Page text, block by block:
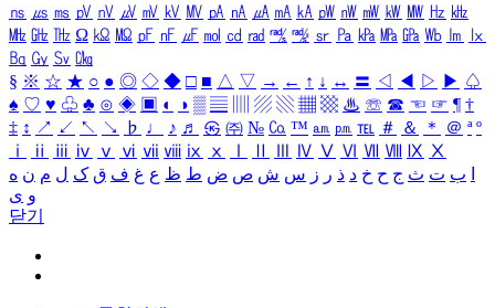
㎱ ㎲ ㎳ ㎴ ㎵ ㎶ ㎷ ㎸ ㎹ ㎀ ㎁ ㎂ ㎃ ㎄ ㎺ ㎻ ㎽ ㎾ ㎿ ㎐ ㎑
㎒ ㎓ ㎔ Ω ㏀ ㏁ ㎊ ㎋ ㎌ ㏖ ㏅ ㎭ ㎮ ㎯ ㏛ ㎩ ㎪ ㎫ ㎬ ㏝ ㏐
㏓
㏃ ㏉ ㏜ ㏆
§ ※ ☆ ★ ○ ● ◎ ◇ ◆ □ ■ △ ▽ → ← ↑ ↓ ↔ 〓 ◁ ◀ ▷ ▶ ♤
♠ ♡ ♥ ♧ ♣ ⊙ ◈ ▣ ◐ ◑ ▒ ▤ ▨ ▧ ▦ ▩ ♨ ☏ ☎ ☜ ☞ ¶ †
‡ ↕ ↗ ↙ ↖ ↘ ♭ ♩ ♪ ♬ ㉿ ㈜ № ㏇ ™ ㏂ ㏘ ℡ ＃ ＆ ＊ ＠ ª º
ⅰ
ⅱ ⅲ ⅳ ⅴ ⅵ ⅶ ⅷ ⅸ ⅹ Ⅳ Ⅴ Ⅵ Ⅶ Ⅷ Ⅸ Ⅹ
ب ت ث ج ح خ د ذ ر ز س ش ص ض ط ظ ع غ ف ق ک ل م ن ه
و ی
닫기